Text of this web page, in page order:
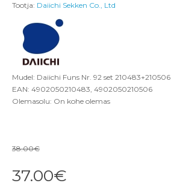
Tootja: Daiichi Sekken Co., Ltd
Mudel: Daiichi Funs Nr. 92 set 210483+210506
EAN: 4902050210483, 4902050210506
Olemasolu: On kohe olemas
38.00€
37.00€